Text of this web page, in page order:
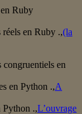
Ruby
en Ruby .,(la
en
en Python .,A
Python .,L’ouvrage